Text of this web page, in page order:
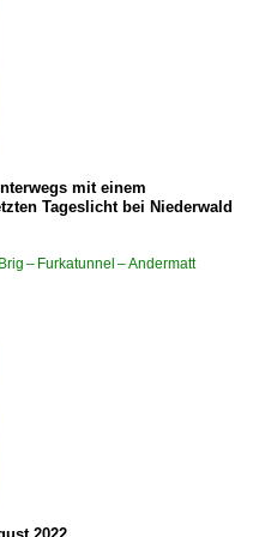
mit einem
Tageslicht bei Niederwald
– Furkatunnel – Andermatt